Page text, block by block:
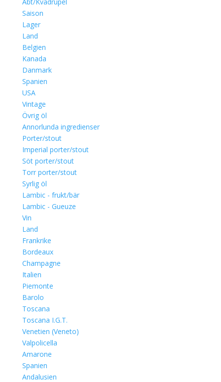
Saison
Lager
Land
Belgien
Kanada
Danmark
Spanien
USA
Vintage
Övrig öl
Annorlunda ingredienser
Porter/stout
Imperial porter/stout
Söt porter/stout
Torr porter/stout
Syrlig öl
Lambic - frukt/bär
Lambic - Gueuze
Vin
Land
Frankrike
Bordeaux
Champagne
Italien
Piemonte
Barolo
Toscana
Toscana I.G.T.
Venetien (Veneto)
Valpolicella
Amarone
Spanien
Andalusien